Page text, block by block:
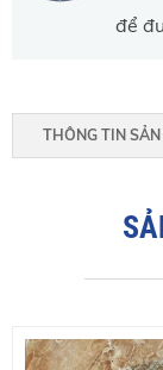
để
THÔNG TIN